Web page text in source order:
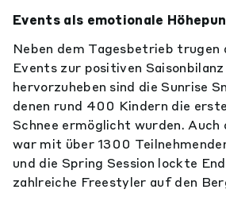
Events als emotionale
Neben dem Tagesbetrieb trugen
Events zur positiven
hervorzuheben sind die Sunrise
denen rund 400 Kindern die
Schnee ermöglicht wurden. Auch
war mit über 1300
und die Spring Session lockte
zahlreiche Freestyler auf den